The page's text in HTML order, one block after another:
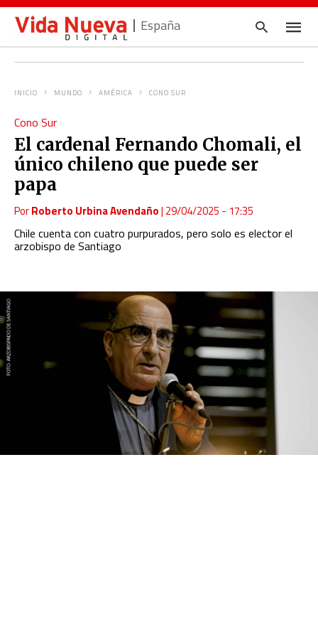
España
y
INICIO MUNDO AMÉRICA CONO SUR
Cono Sur
El cardenal Fernando Chomali, el
único chileno que puede ser
papa
PorRoberto Urbina Avendaño| 29/04/2025 - 17:35
Chile cuenta con cuatro purpurados, pero solo es elector el
arzobispo de Santiago